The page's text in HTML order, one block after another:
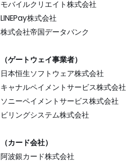
モバイルクリエイト株式会社
LINEPay株式会社
株式会社帝国データバンク
（ゲートウェイ事業者）
日本恒生ソフトウェア株式会社
キャナルペイメントサービス株式会社
ソニーペイメントサービス株式会社
ビリングシステム株式会社
（カード会社）
阿波銀カード株式会社